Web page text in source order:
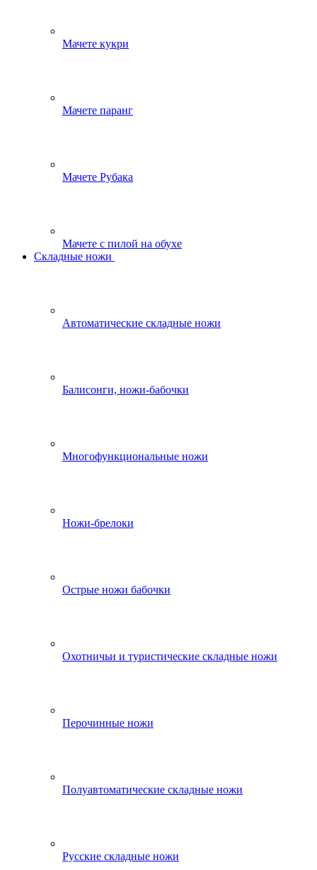
Мачете кукри
Мачете паранг
Мачете Рубака
Мачете с пилой на обухе
Складные ножи
Автоматические складные ножи
Балисонги, ножи-бабочки
Многофункциональные ножи
Ножи-брелоки
Острые ножи бабочки
Охотничьи и туристические складные ножи
Перочинные ножи
Полуавтоматические складные ножи
Русские складные ножи